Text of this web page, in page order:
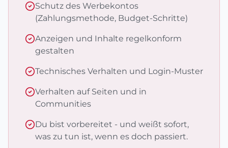
Schutz des Werbekontos
(Zahlungsmethode, Budget-Schritte)
Anzeigen und Inhalte regelkonform
gestalten
Technisches Verhalten und Login-Muster
Verhalten auf Seiten und in
Communities
Du bist vorbereitet - und weißt sofort,
was zu tun ist, wenn es doch passiert.